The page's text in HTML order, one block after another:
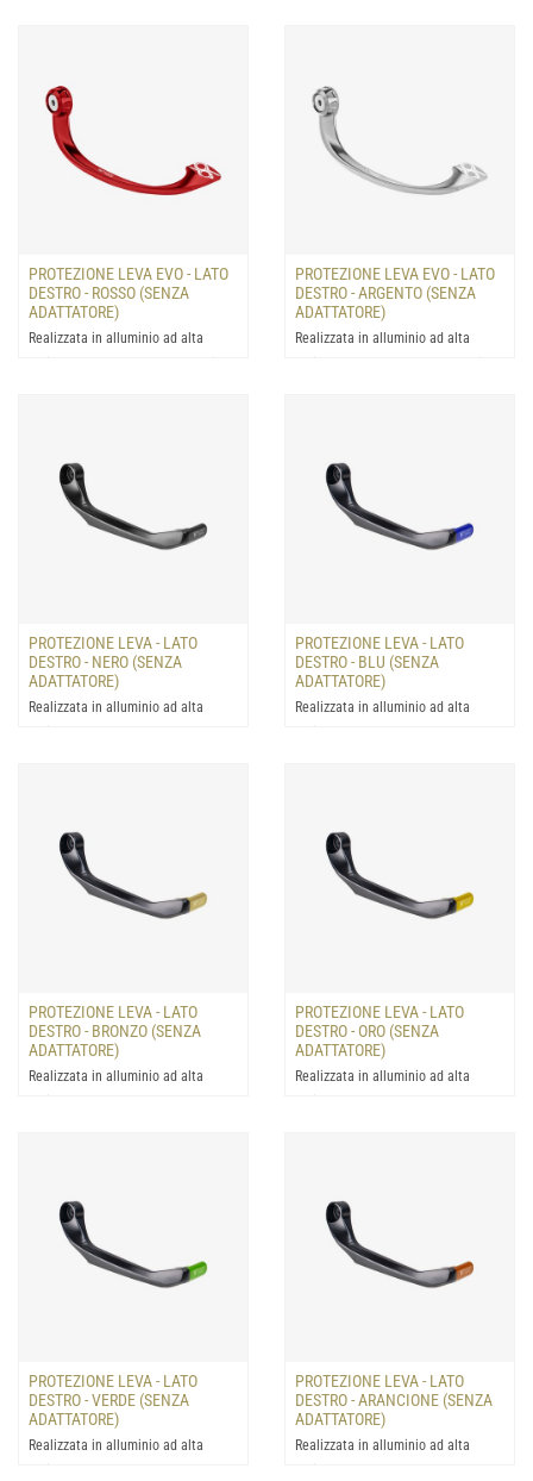
PROTEZIONE LEVA EVO - LATO
DESTRO - ROSSO (SENZA
ADATTATORE)
Realizzata in alluminio ad alta
PROTEZIONE LEVA EVO - LATO
DESTRO - ARGENTO (SENZA
ADATTATORE)
Realizzata in alluminio ad alta
PROTEZIONE LEVA - LATO
DESTRO - NERO (SENZA
ADATTATORE)
Realizzata in alluminio ad alta
PROTEZIONE LEVA - LATO
DESTRO - BLU (SENZA
ADATTATORE)
Realizzata in alluminio ad alta
PROTEZIONE LEVA - LATO
DESTRO - BRONZO (SENZA
ADATTATORE)
Realizzata in alluminio ad alta
PROTEZIONE LEVA - LATO
DESTRO - ORO (SENZA
ADATTATORE)
Realizzata in alluminio ad alta
PROTEZIONE LEVA - LATO
DESTRO - VERDE (SENZA
ADATTATORE)
Realizzata in alluminio ad alta
PROTEZIONE LEVA - LATO
DESTRO - ARANCIONE (SENZA
ADATTATORE)
Realizzata in alluminio ad alta